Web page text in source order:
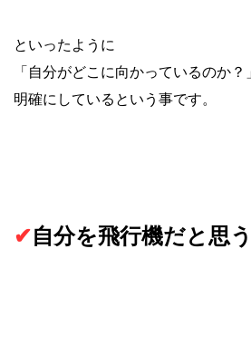
といったように
「自分がどこに向かっているのか？
明確にしているという事です。
✔︎自分を飛行機だと思う